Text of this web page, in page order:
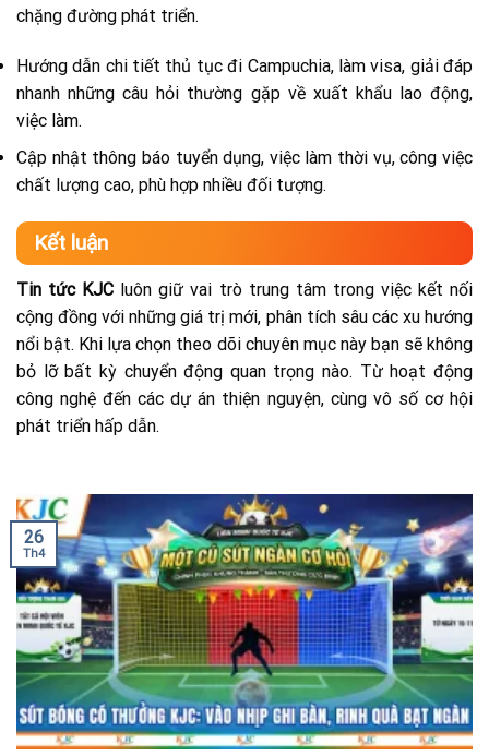
chặng đường phát triển.
Hướng dẫn chi tiết thủ tục đi Campuchia, làm visa, giải đáp
nhanh những câu hỏi thường gặp về xuất khẩu lao động,
việc làm.
Cập nhật thông báo tuyển dụng, việc làm thời vụ, công việc
chất lượng cao, phù hợp nhiều đối tượng.
Kết luận
Tin tức KJC luôn giữ vai trò trung tâm trong việc kết nối
cộng đồng với những giá trị mới, phân tích sâu các xu hướng
nổi bật. Khi lựa chọn theo dõi chuyên mục này bạn sẽ không
bỏ lỡ bất kỳ chuyển động quan trọng nào. Từ hoạt động
công nghệ đến các dự án thiện nguyện, cùng vô số cơ hội
phát triển hấp dẫn.
26
Th4